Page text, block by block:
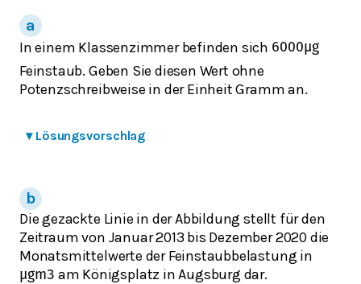
In einem Klassenzimmer befinden sich 6000μg
Feinstaub. Geben Sie diesen Wert ohne
Potenzschreibweise in der Einheit Gramm an.
▾ Lösungsvorschlag
Die gezackte Linie in der Abbildung stellt für den
Zeitraum von Januar 2013 bis Dezember 2020 die
Monatsmittelwerte der Feinstaubbelastung in
μgm3 am Königsplatz in Augsburg dar.